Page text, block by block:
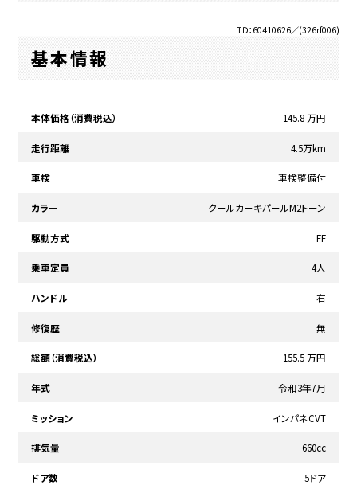
ＩＤ：60410626／(326rf006)
基本情報
本体価格（消費税込） 145.8 万円
走行距離 4.5万km
車検 車検整備付
カラー クールカーキパールM2トーン
駆動方式 FF
乗車定員 4人
ハンドル 右
修復歴 無
総額（消費税込） 155.5 万円
年式 令和3年7月
ミッション インパネCVT
排気量 660cc
ドア数 5ドア